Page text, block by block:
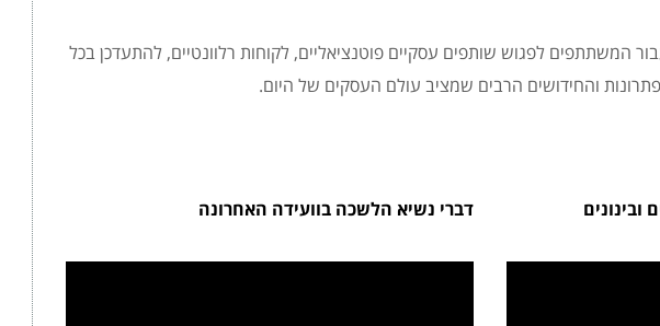
המשתתפים לפגוש שותפים עסקיים פוטנציאליים, לקוחות רלוונטיים, להתעדכן בכל
והחידושים הרבים שמציב עולם העסקים של היום.
דברי נשיא הלשכה בוועידה האחרונה